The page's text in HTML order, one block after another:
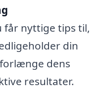
får nyttige tips til,
din
dens
resultater.